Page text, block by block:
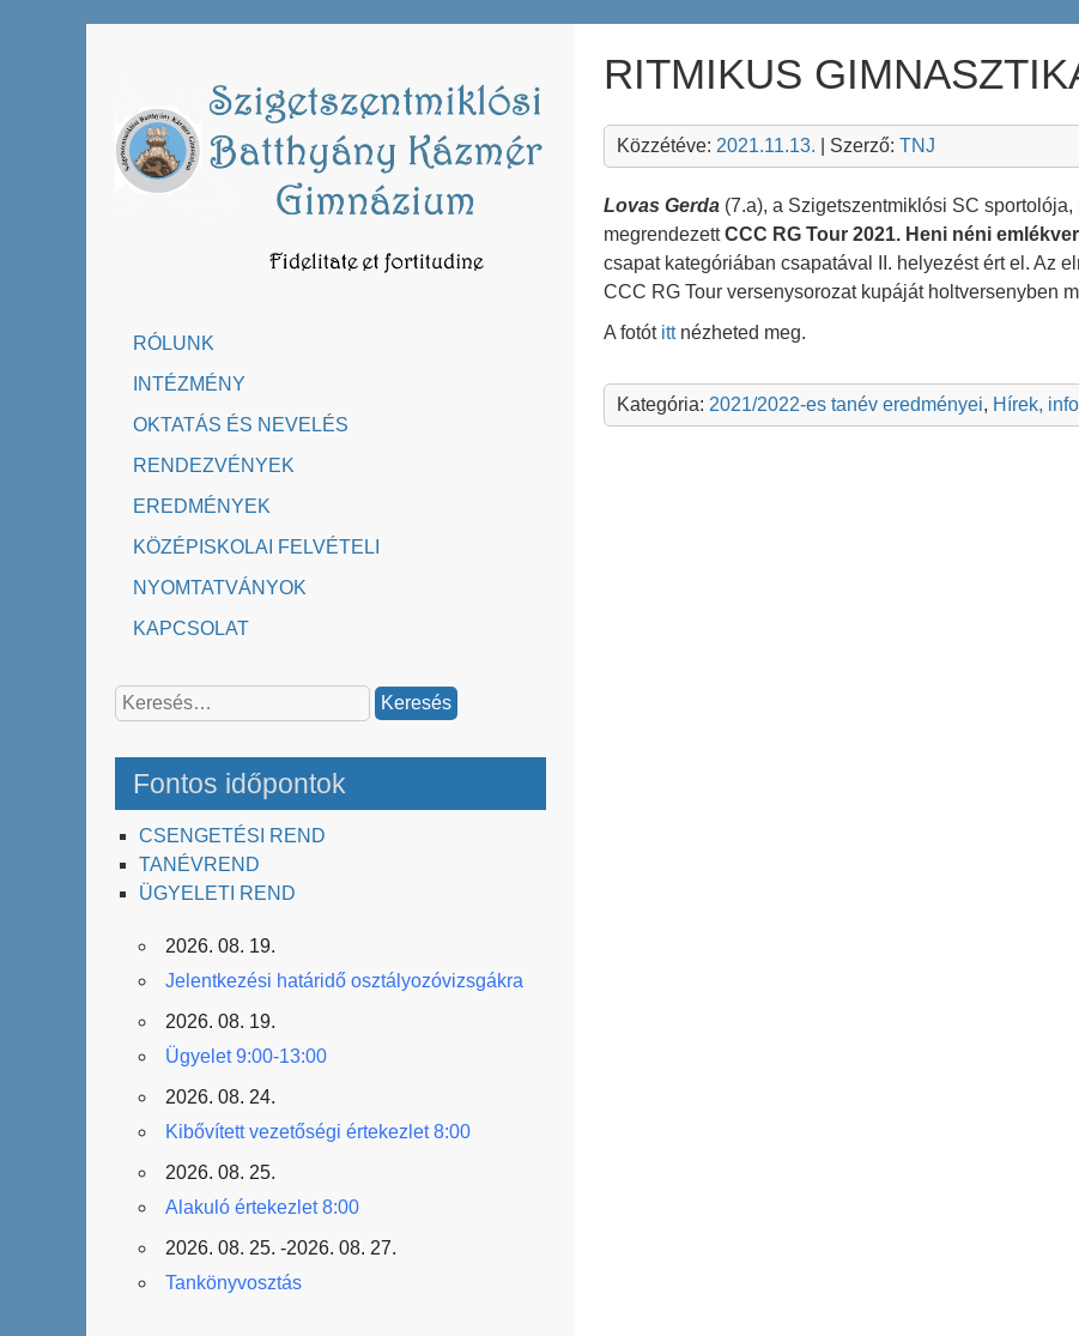
RÓLUNK
INTÉZMÉNY
OKTATÁS ÉS NEVELÉS
RENDEZVÉNYEK
EREDMÉNYEK
KÖZÉPISKOLAI FELVÉTELI
NYOMTATVÁNYOK
KAPCSOLAT
Keresés:
Fontos időpontok
CSENGETÉSI REND
TANÉVREND
ÜGYELETI REND
2026. 08. 19.
Jelentkezési határidő osztályozóvizsgákra
2026. 08. 19.
Ügyelet 9:00-13:00
2026. 08. 24.
Kibővített vezetőségi értekezlet 8:00
2026. 08. 25.
Alakuló értekezlet 8:00
2026. 08. 25. -2026. 08. 27.
Tankönyvosztás
RITMIKUS
Közzétéve: 2021.11.13. | Szerző: TNJ
Lovas Gerda (7.a), a Szigetszentmiklósi SC
megrendezettCCC RG Tour 2021. Heni néni
csapat kategóriában csapatával II. helyezést ért el. Az
CCC RG Tour versenysorozat kupáját holtversenyben
A fotót ittnézheted meg.
Kategória: 2021/2022-es tanév eredményei, Hírek,